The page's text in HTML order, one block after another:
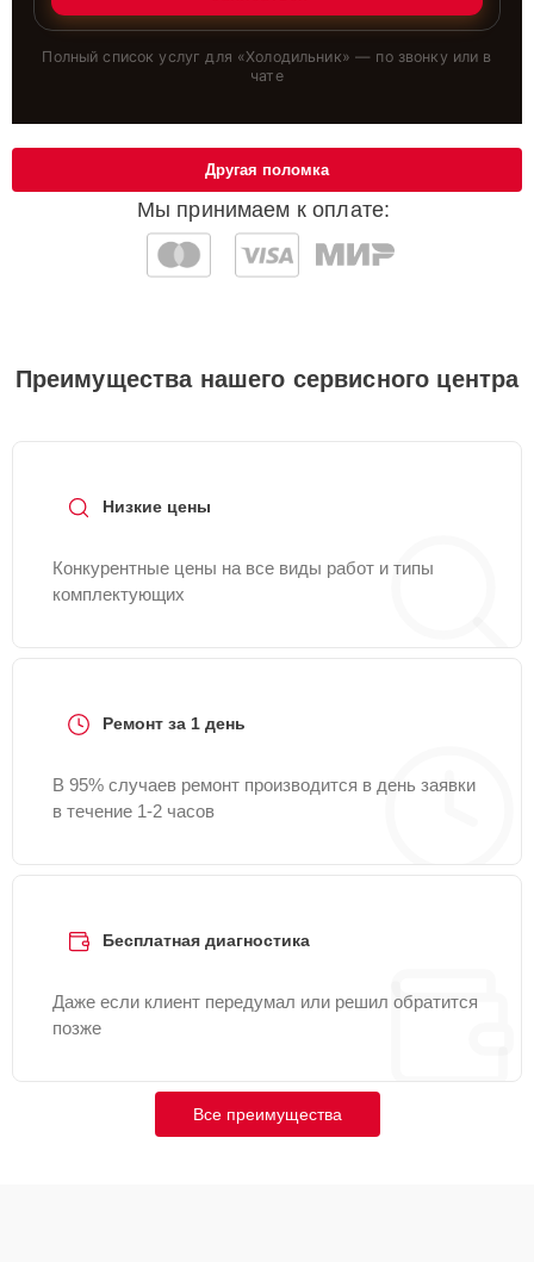
Полный список услуг для «Холодильник» — по звонку или в
чате
Мы принимаем к оплате:
Другая поломка
Преимущества нашего сервисного центра
Низкие цены
Конкурентные цены на все виды работ и типы
комплектующих
Ремонт за 1 день
В 95% случаев ремонт производится в день заявки
в течение 1-2 часов
Бесплатная диагностика
Даже если клиент передумал или решил обратится
позже
Все преимущества